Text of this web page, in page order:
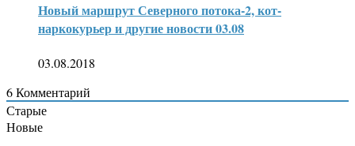
Новый маршрут Северного потока-2, кот-
наркокурьер и другие новости 03.08
03.08.2018
6Комментарий
Старые
Новые